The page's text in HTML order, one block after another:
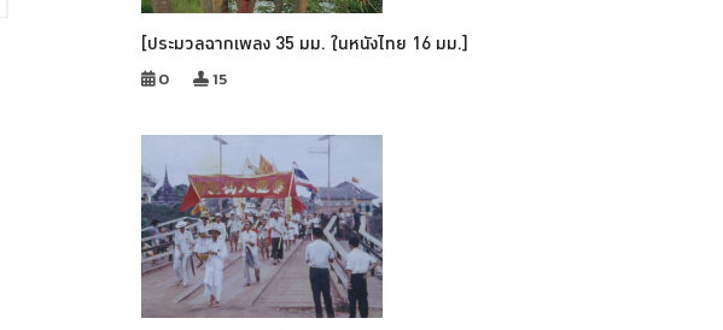
[ประมวลฉากเพลง 35 มม. ในหนังไทย 16 มม.]
0 15